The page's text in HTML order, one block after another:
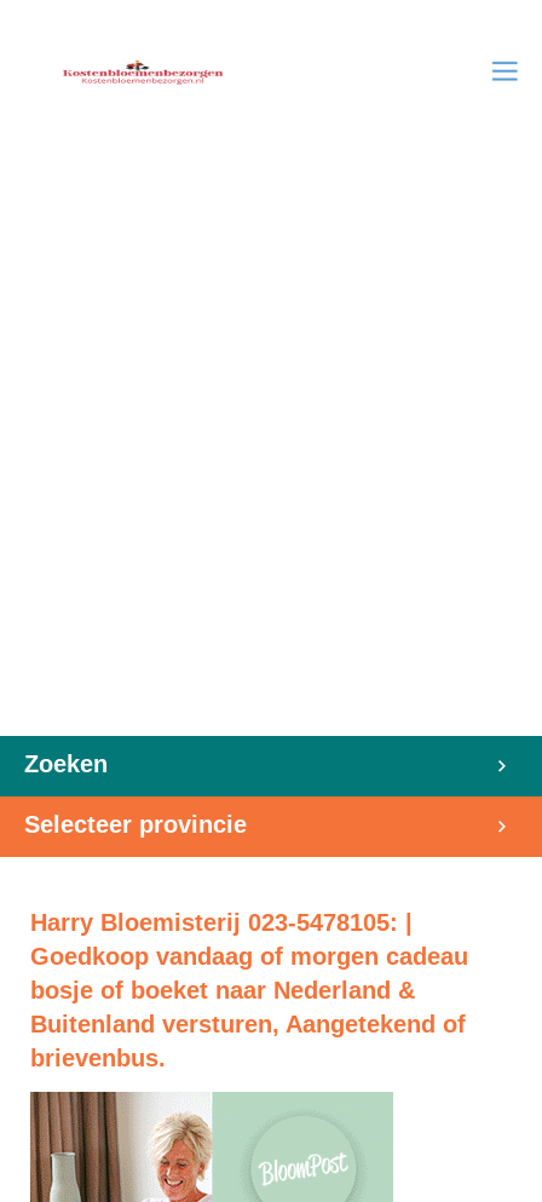
Zoeken
Selecteer provincie
Harry Bloemisterij 023-5478105: |
Goedkoop vandaag of morgen cadeau
bosje of boeket naar Nederland &
Buitenland versturen, Aangetekend of
brievenbus.